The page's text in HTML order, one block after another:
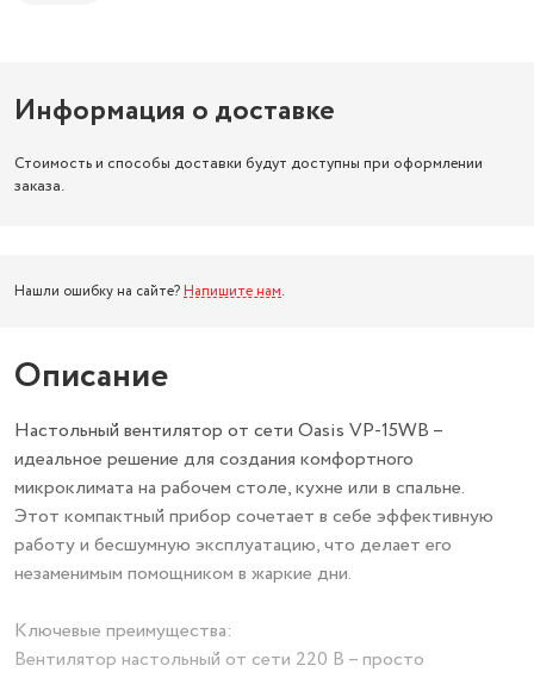
Информация о доставке
Стоимость и способы доставки будут доступны при оформлении
заказа.
Нашли ошибку на сайте? Напишите нам.
Описание
Настольный вентилятор от сети Oasis VP-15WB –
идеальное решение для создания комфортного
микроклимата на рабочем столе, кухне или в спальне.
Этот компактный прибор сочетает в себе эффективную
работу и бесшумную эксплуатацию, что делает его
незаменимым помощником в жаркие дни.
Ключевые преимущества:
Вентилятор настольный от сети 220 В – просто